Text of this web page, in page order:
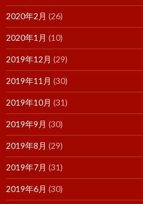
2020年2月 (26)
2020年1月 (10)
2019年12月 (29)
2019年11月 (30)
2019年10月 (31)
2019年9月 (30)
2019年8月 (29)
2019年7月 (31)
2019年6月 (30)